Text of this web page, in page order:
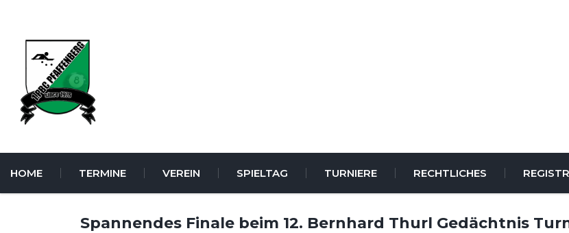
HOME TERMINE VEREIN SPIELTAG TURNIERE RECHTLICHES
Spannendes Finale beim 12. Bernhard Thurl Gedächtnis